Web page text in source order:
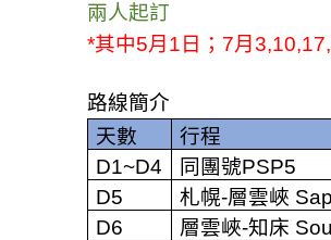
兩人起訂
*其中5月 1 日； 7月
路線簡介
天數
行程
D1~D4
同團號PSP5
D5
札幌-層雲峽
D6
層雲峽-知床